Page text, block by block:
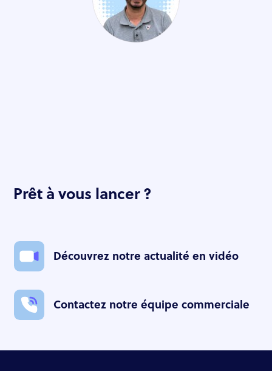
Prêt à vous lancer ?
Découvrez notre actualité en vidéo
Contactez notre équipe commerciale